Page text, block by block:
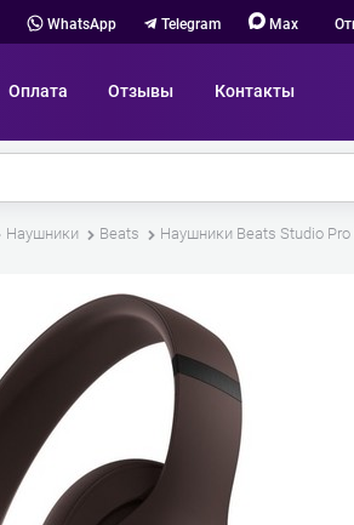
WhatsApp Telegram Max
Оплата Отзывы Контакты
Наушники Beats Наушники Beats Studio Pro